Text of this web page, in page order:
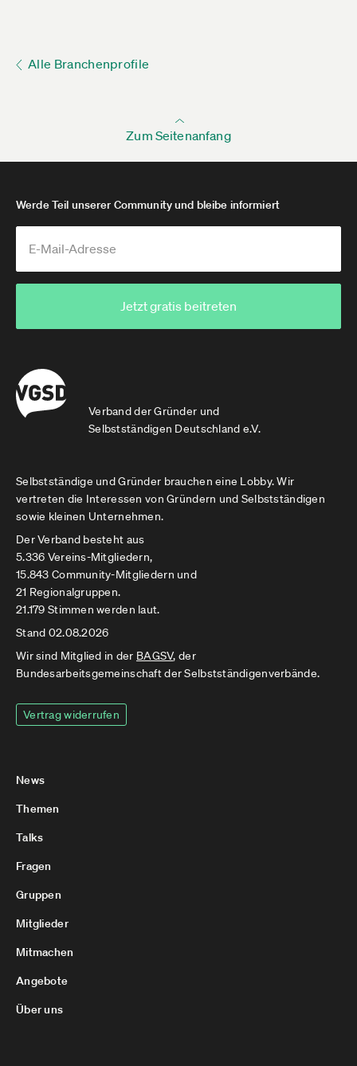
Alle Branchenprofile
Zum Seitenanfang
Verband der Gründer und
Selbstständigen Deutschland e.V.
Werde Teil unserer Community und bleibe informiert
Jetzt gratis beitreten
Selbstständige und Gründer brauchen eine Lobby. Wir
vertreten die Interessen von Gründern und Selbstständigen
sowie kleinen Unternehmen.
Der Verband besteht aus
5.336 Vereins-Mitgliedern,
15.843 Community-Mitgliedern und
21 Regionalgruppen.
21.179 Stimmen werden laut.
Stand 02.08.2026
Wir sind Mitglied in der BAGSV, der
Bundesarbeitsgemeinschaft der Selbstständigenverbände.
Vertrag widerrufen
News
Themen
Talks
Fragen
Gruppen
Mitglieder
Mitmachen
Angebote
Über uns